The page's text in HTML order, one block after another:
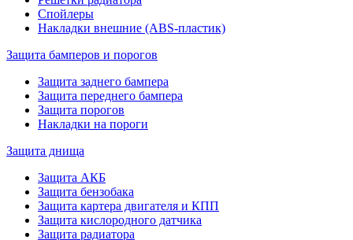
Спойлеры
Накладки внешние (ABS-пластик)
Защита бамперов и порогов
Защита заднего бампера
Защита переднего бампера
Защита порогов
Накладки на пороги
Защита днища
Защита АКБ
Защита бензобака
Защита картера двигателя и КПП
Защита кислородного датчика
Защита радиатора